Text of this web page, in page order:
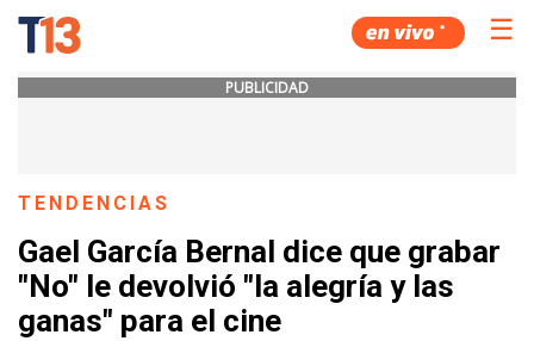
☰
PUBLICIDAD
TENDENCIAS
Gael García Bernal dice que grabar
"No" le devolvió "la alegría y las
ganas" para el cine